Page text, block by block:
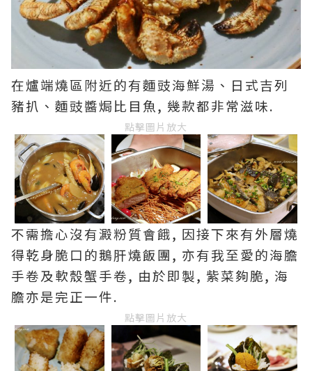
在爐端燒區附近的有麵豉海鮮湯、日式吉列
豬扒、麵豉醬焗比目魚, 幾款都非常滋味.
點擊圖片放大
不需擔心沒有澱粉質會餓, 因接下來有外層燒
得乾身脆口的鵝肝燒飯團, 亦有我至愛的海膽
手卷及軟殼蟹手卷, 由於即製, 紫菜夠脆, 海
膽亦是完正一件.
點擊圖片放大